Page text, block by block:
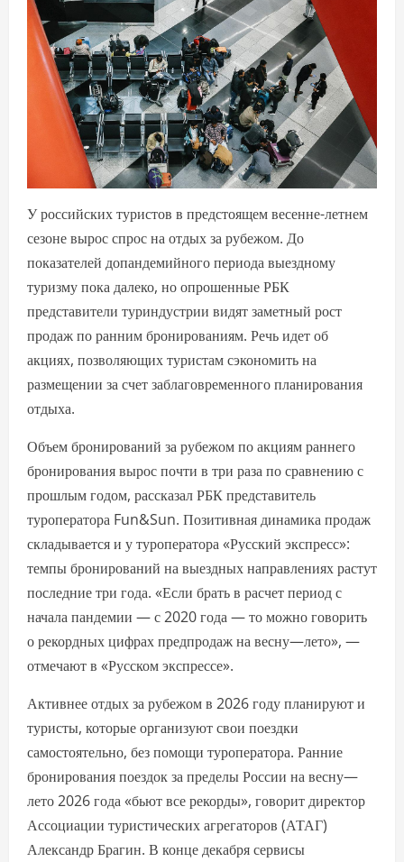
У российских туристов в предстоящем весенне-летнем
сезоне вырос спрос на отдых за рубежом. До
показателей допандемийного периода выездному
туризму пока далеко, но опрошенные РБК
представители туриндустрии видят заметный рост
продаж по ранним бронированиям. Речь идет об
акциях, позволяющих туристам сэкономить на
размещении за счет заблаговременного планирования
отдыха.
Объем бронирований за рубежом по акциям раннего
бронирования вырос почти в три раза по сравнению с
прошлым годом, рассказал РБК представитель
туроператора Fun&Sun. Позитивная динамика продаж
складывается и у туроператора «Русский экспресс»:
темпы бронирований на выездных направлениях растут
последние три года. «Если брать в расчет период с
начала пандемии — с 2020 года — то можно говорить
о рекордных цифрах предпродаж на весну—лето», —
отмечают в «Русском экспрессе».
Активнее отдых за рубежом в 2026 году планируют и
туристы, которые организуют свои поездки
самостоятельно, без помощи туроператора. Ранние
бронирования поездок за пределы России на весну—
лето 2026 года «бьют все рекорды», говорит директор
Ассоциации туристических агрегаторов (АТАГ)
Александр Брагин. В конце декабря сервисы